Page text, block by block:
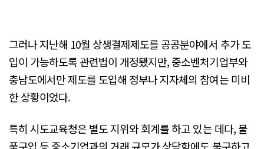
그러나 지난해 10월 상생결제제도를 공공분야에서 추가 도
입이 가능하도록 관련법이 개정됐지만, 중소벤처기업부와
충남도에서만 제도를 도입해 정부나 지자체의 참여는 미비
한 상황이었다.
특히 시도교육청은 별도 지위와 회계를 하고 있는 데다, 물
품구입 등 중소기업과의 거래 규모가 상당함에도 불구하고